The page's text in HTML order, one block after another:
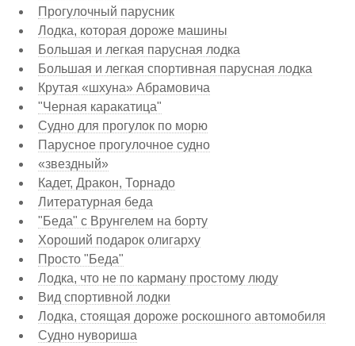
Прогулочный парусник
Лодка, которая дороже машины
Большая и легкая парусная лодка
Большая и легкая спортивная парусная лодка
Крутая «шхуна» Абрамовича
"Черная каракатица"
Судно для прогулок по морю
Парусное прогулочное судно
«звездный»
Кадет, Дракон, Торнадо
Литературная беда
"Беда" с Врунгелем на борту
Хороший подарок олигарху
Просто "Беда"
Лодка, что не по карману простому люду
Вид спортивной лодки
Лодка, стоящая дороже роскошного автомобиля
Судно нувориша